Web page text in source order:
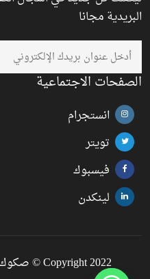
البريدية مجانا
الصفحات الاجتماعية
انستجرام
تويتر
فيسبوك
لينكدن
Copyright 2022 © صكوك الحجاز للخدمات العقارية.